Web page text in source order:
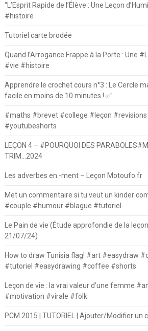
“L’Esprit Rapide de l’Élève : Une Leçon
#histoire
Tutoriel carte brodée
Quand l’Arrogance Frappe à la Porte : Une
#vie #histoire
Apprendre le crochet cours n°3 : Le Cercle
facile en moins de 10 minutes ! ✅
#maths #brevet #college #leçon
#youtubeshorts
LEÇON 4 – #POURQUOI DES
TRIM…2024
Les adverbes en -ment – Leçon Motoufo.fr
Met un commentaire si tu veut un kinder
#couple #humour #blague #tutoriel
Le Pain de vie (Étude approfondie de la
21/07/24)
How to draw Tunisia flag! #art #easydraw
#tutoriel #easydrawing #coffee #shorts
Leçon de vie : la vrai valeur d’une femme
#motivation #virale #folk
PCM 2015 | TUTORIEL | Ajouter/Modifier un